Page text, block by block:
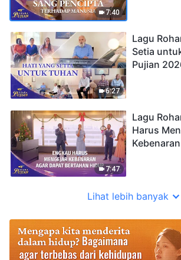
7:40
6:27
Lagu
Setia
Pujian
7:47
Lagu
Harus
Lihat lebih banyak